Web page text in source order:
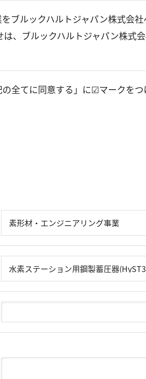
ブルックハルトジャパン株式会社
、ブルックハルトジャパン株式会
全てに同意する」に☑マークを